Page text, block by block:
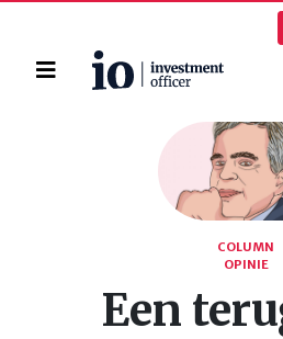
Home
COLUMN
OPINIE
Een